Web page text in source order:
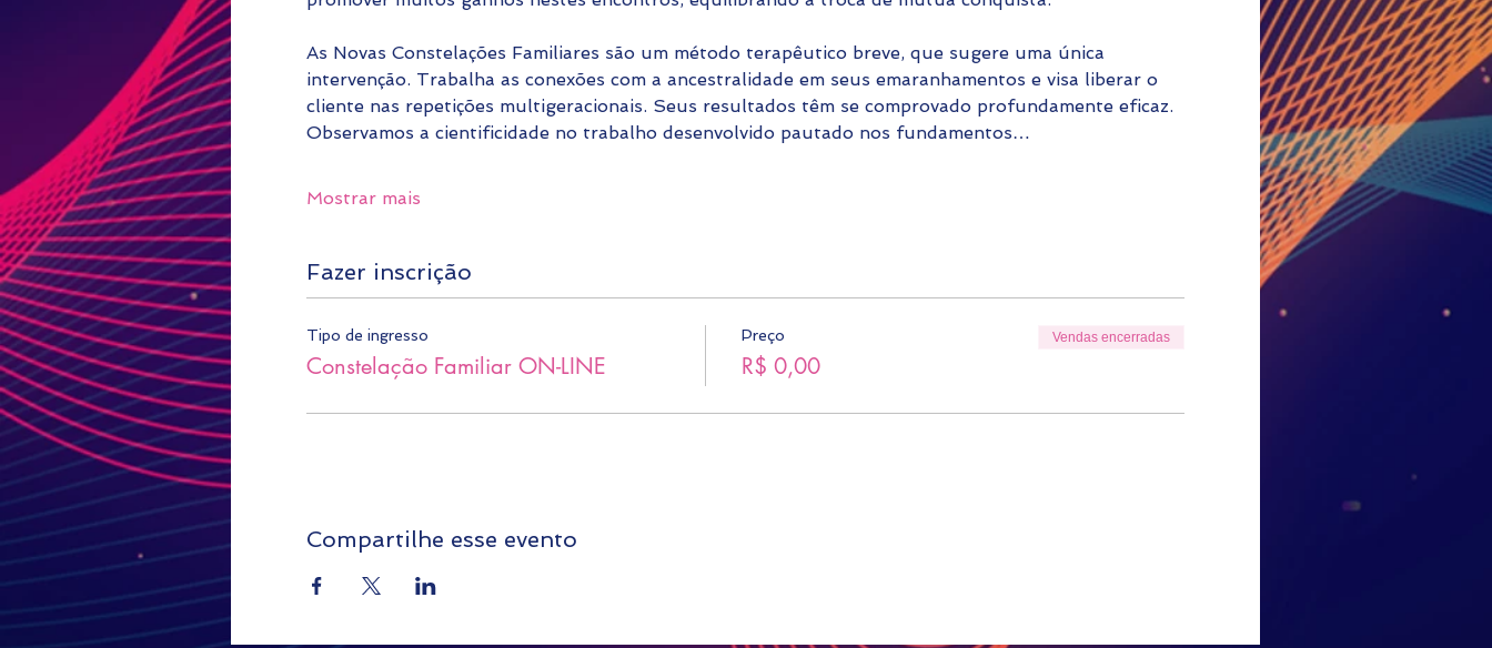
As Novas Constelações Familiares são um método terapêutico breve, que sugere uma única
intervenção. Trabalha as conexões com a ancestralidade em seus emaranhamentos e visa liberar o
cliente nas repetições multigeracionais. Seus resultados têm se comprovado profundamente eficaz.
Observamos a cientificidade no trabalho desenvolvido pautado nos fundamentos…
Mostrar mais
Fazer inscrição
Tipo de ingresso
Constelação Familiar ON-LINE
Preço
R$ 0,00
Vendas encerradas
Compartilhe esse evento